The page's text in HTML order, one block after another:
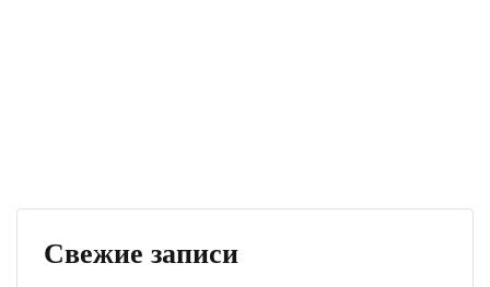
Свежие записи